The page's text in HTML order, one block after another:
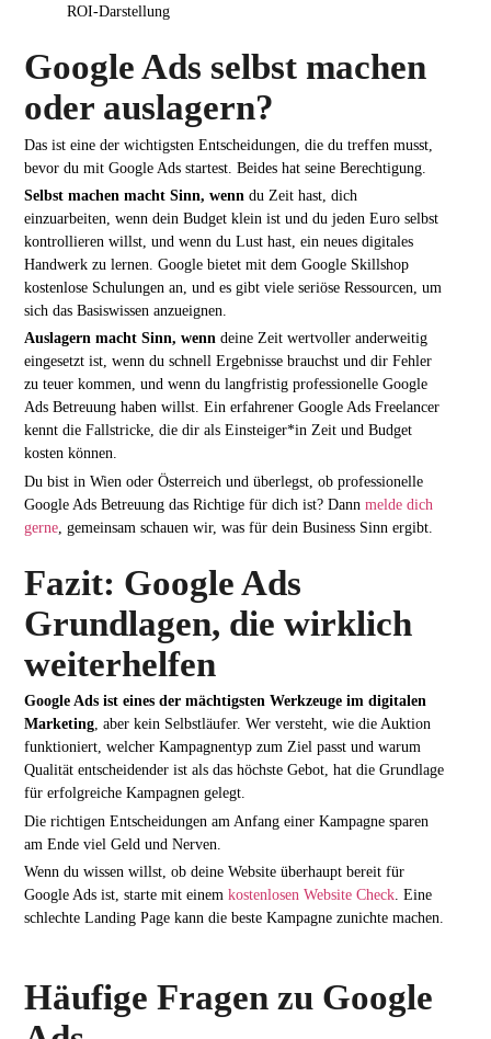
Google Ads selbst machen
oder auslagern?
Das ist eine der wichtigsten Entscheidungen, die du treffen musst,
bevor du mit Google Ads startest. Beides hat seine Berechtigung.
Selbst machen macht Sinn, wenn du Zeit hast, dich
einzuarbeiten, wenn dein Budget klein ist und du jeden Euro selbst
kontrollieren willst, und wenn du Lust hast, ein neues digitales
Handwerk zu lernen. Google bietet mit dem Google Skillshop
kostenlose Schulungen an, und es gibt viele seriöse Ressourcen, um
sich das Basiswissen anzueignen.
Auslagern macht Sinn, wenn deine Zeit wertvoller anderweitig
eingesetzt ist, wenn du schnell Ergebnisse brauchst und dir Fehler
zu teuer kommen, und wenn du langfristig professionelle Google
Ads Betreuung haben willst. Ein erfahrener Google Ads Freelancer
kennt die Fallstricke, die dir als Einsteiger*in Zeit und Budget
kosten können.
Du bist in Wien oder Österreich und überlegst, ob professionelle
Google Ads Betreuung das Richtige für dich ist? Dannmelde dich
gerne , gemeinsam schauen wir, was für dein Business Sinn ergibt.
Fazit: Google Ads
Grundlagen, die wirklich
weiterhelfen
Google Ads ist eines der mächtigsten Werkzeuge im digitalen
Marketing, aber kein Selbstläufer. Wer versteht, wie die Auktion
funktioniert, welcher Kampagnentyp zum Ziel passt und warum
Qualität entscheidender ist als das höchste Gebot, hat die Grundlage
für erfolgreiche Kampagnen gelegt.
Die richtigen Entscheidungen am Anfang einer Kampagne sparen
am Ende viel Geld und Nerven.
Wenn du wissen willst, ob deine Website überhaupt bereit für
Google Ads ist, starte mit einemkostenlosen Website Check . Eine
schlechte Landing Page kann die beste Kampagne zunichte machen.
Häufige Fragen zu Google